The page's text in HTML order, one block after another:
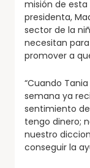
misión de
presidenta,
sector de la
necesitan
promover a
“Cuando
semana ya
sentimiento
tengo dinero;
nuestro
conseguir la